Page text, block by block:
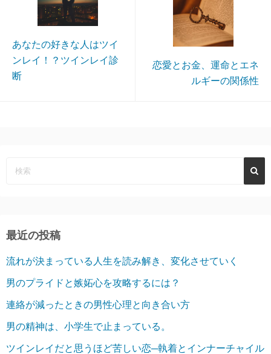
あなたの好きな人はツイ
ンレイ！？ツインレイ診
断
恋愛とお金、運命とエネ
ルギーの関係性
最近の投稿
流れが決まっている人生を読み解き、変化させていく
男のプライドと嫉妬心を攻略するには？
連絡が減ったときの男性心理と向き合い方
男の精神は、小学生で止まっている。
ツインレイだと思うほど苦しい恋─執着とインナーチャイル